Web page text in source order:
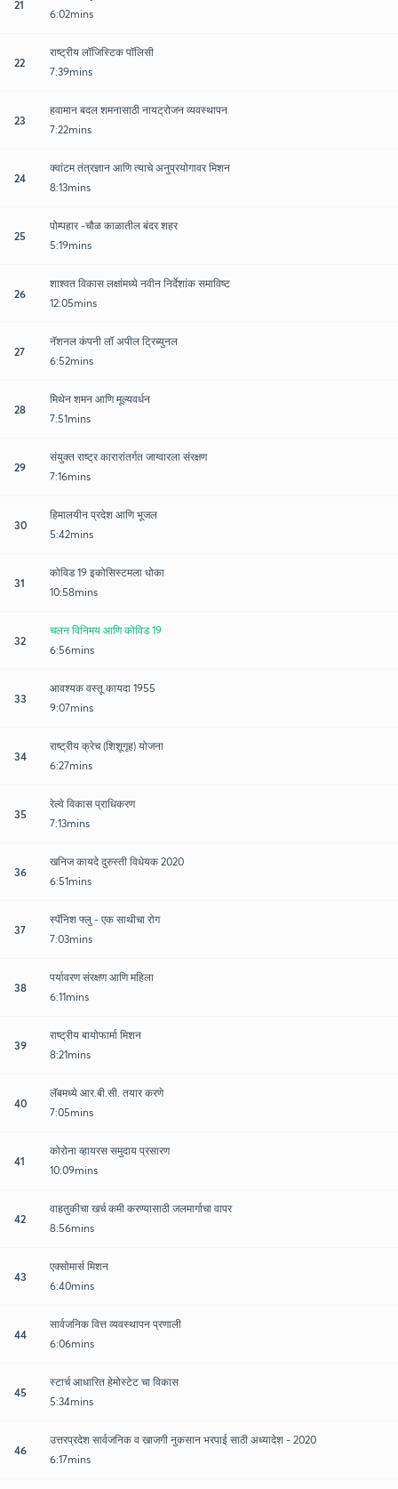
21
6:02mins
22
राष्ट्रीय लॉजिस्टिक पॉलिसी
7:39mins
23
हवामान बदल शमनासाठी नायट्रोजन व्यवस्थापन
7:22mins
24
क्वांटम तंत्रज्ञान आणि त्याचे अनुप्रयोगावर मिशन
8:13mins
25
पोम्पहार -चौळ काळातील बंदर शहर
5:19mins
26
शाश्वत विकास लक्षांमध्ये नवीन निर्देशांक समाविष्ट
12:05mins
27
नॅशनल कंपनी लॉ अपील ट्रिब्युनल
6:52mins
28
मिथेन शमन आणि मूल्यवर्धन
7:51mins
29
संयुक्त राष्ट्र कारारांतर्गत जाग्वारला संरक्षण
7:16mins
30
हिमालयीन प्रदेश आणि भूजल
5:42mins
31
कोविड 19 इकोसिस्टमला धोका
10:58mins
32
चलन विनिमय आणि कोविड 19
6:56mins
33
आवश्यक वस्तू कायदा 1955
9:07mins
34
राष्ट्रीय क्रेच (शिशूगृह) योजना
6:27mins
35
रेल्वे विकास प्राधिकरण
7:13mins
36
खनिज कायदे दुरुस्ती विधेयक 2020
6:51mins
37
स्पॅनिश फ्लु - एक साथीचा रोग
7:03mins
38
पर्यावरण संरक्षण आणि महिला
6:11mins
39
राष्ट्रीय बायोफार्मा मिशन
8:21mins
40
लॅबमध्ये आर.बी.सी. तयार करणे
7:05mins
41
कोरोना व्हायरस समुदाय प्रसारण
10:09mins
42
वाहतुकीचा खर्च कमी करण्यासाठी जलमार्गाचा वापर
8:56mins
43
एक्सोमार्स मिशन
6:40mins
44
सार्वजनिक वित्त व्यवस्थापन प्रणाली
6:06mins
45
स्टार्च आधारित हेमोस्टेट चा विकास
5:34mins
46
उत्तरप्रदेश सार्वजनिक व खाजगी नुकसान भरपाई साठी अध्यादेश - 2020
6:17mins